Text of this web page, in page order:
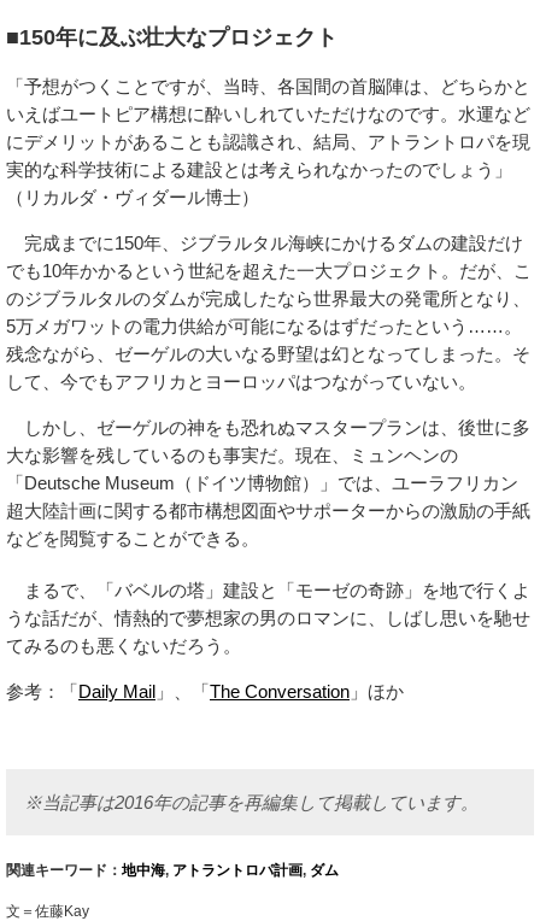
■150年に及ぶ壮大なプロジェクト
「予想がつくことですが、当時、各国間の首脳陣は、どちらかと
いえばユートピア構想に酔いしれていただけなのです。水運など
にデメリットがあることも認識され、結局、アトラントロパを現
実的な科学技術による建設とは考えられなかったのでしょう」
（リカルダ・ヴィダール博士）
完成までに150年、ジブラルタル海峡にかけるダムの建設だけ
でも10年かかるという世紀を超えた一大プロジェクト。だが、こ
のジブラルタルのダムが完成したなら世界最大の発電所となり、
5万メガワットの電力供給が可能になるはずだったという……。
残念ながら、ゼーゲルの大いなる野望は幻となってしまった。そ
して、今でもアフリカとヨーロッパはつながっていない。
しかし、ゼーゲルの神をも恐れぬマスタープランは、後世に多
大な影響を残しているのも事実だ。現在、ミュンヘンの
「Deutsche Museum（ドイツ博物館）」では、ユーラフリカン
超大陸計画に関する都市構想図面やサポーターからの激励の手紙
などを閲覧することができる。
まるで、「バベルの塔」建設と「モーゼの奇跡」を地で行くよ
うな話だが、情熱的で夢想家の男のロマンに、しばし思いを馳せ
てみるのも悪くないだろう。
参考：「Daily Mail 」、「The Conversation 」ほか
※当記事は2016年の記事を再編集して掲載しています。
関連キーワード： 地中海, アトラントロパ計画, ダム
文＝佐藤Kay